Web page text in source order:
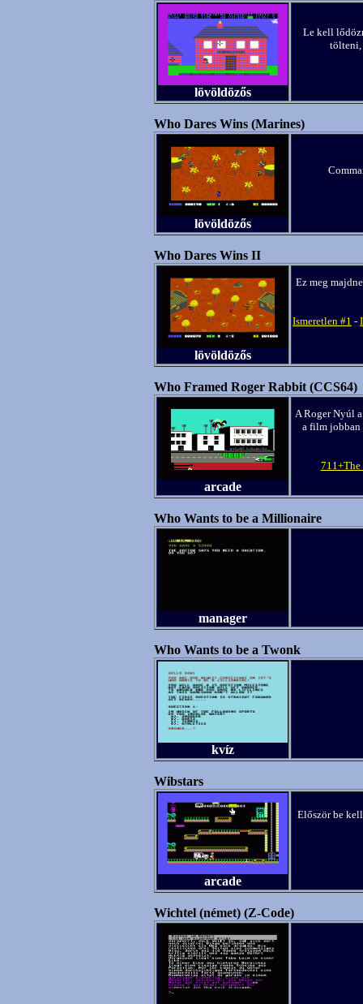
lövöldözős
Le kell
tölteni,
Who Dares Wins (Marines)
lövöldözős
Who Dares Wins II
lövöldözős
Ez meg
Ismeretlen #1 -
Who Framed Roger Rabbit (CCS64)
arcade
A Roger Nyúl
a film jobban
711+The
Who Wants to be a Millionaire
manager
Who Wants to be a Twonk
kvíz
Wibstars
arcade
Először be
Wichtel (német) (Z-Code)